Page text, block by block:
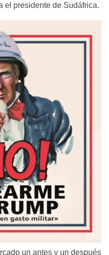
el presidente de Sudáfrica.
un antes y un después